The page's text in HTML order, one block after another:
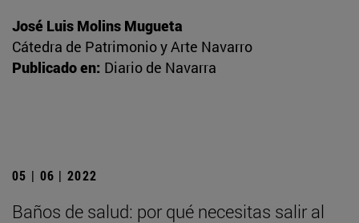
José Luis Molins Mugueta
Cátedra de Patrimonio y Arte Navarro
Publicado en: Diario de Navarra
05 | 06 | 2022
Baños de salud: por qué necesitas salir al